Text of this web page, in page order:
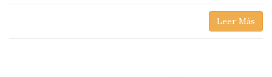
Leer Más